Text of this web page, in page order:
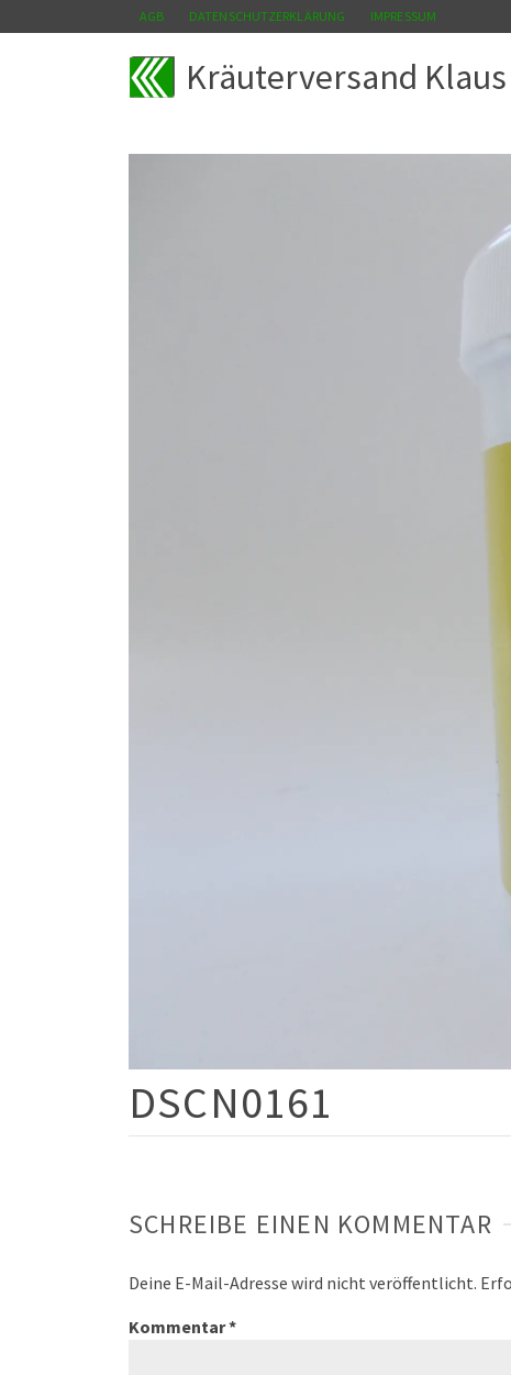
AGB DATENSCHUTZERKLÄRUNG IMPRESSUM
Kräuterversand
DSCN0161
SCHREIBE EINEN KOMMENTAR
Deine E-Mail-Adresse wird nicht veröffentlicht.
Kommentar*